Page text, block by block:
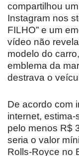
compartilhou
Instagram nos
FILHO” e um
vídeo não
modelo do
emblema da
destrava o
De acordo com
internet,
pelo menos R$
seria o valor
Rolls-Royce no